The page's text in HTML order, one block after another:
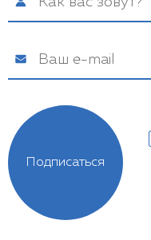
Подписаться